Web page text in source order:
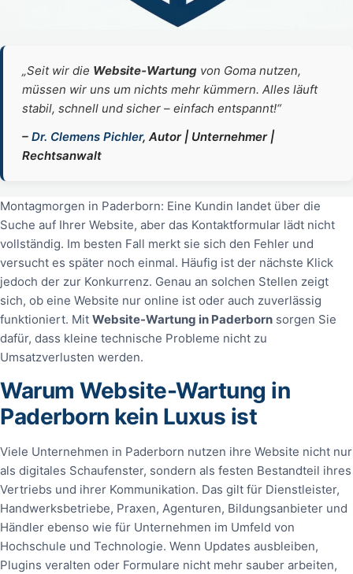
„Seit wir die Website‑Wartung von Goma nutzen,
müssen wir uns um nichts mehr kümmern. Alles läuft
stabil, schnell und sicher – einfach entspannt!“
– Dr. Clemens Pichler, Autor | Unternehmer |
Rechtsanwalt
Montagmorgen in Paderborn: Eine Kundin landet über die
Suche auf Ihrer Website, aber das Kontaktformular lädt nicht
vollständig. Im besten Fall merkt sie sich den Fehler und
versucht es später noch einmal. Häufig ist der nächste Klick
jedoch der zur Konkurrenz. Genau an solchen Stellen zeigt
sich, ob eine Website nur online ist oder auch zuverlässig
funktioniert. Mit Website-Wartung in Paderborn sorgen Sie
dafür, dass kleine technische Probleme nicht zu
Umsatzverlusten werden.
Warum Website-Wartung in
Paderborn kein Luxus ist
Viele Unternehmen in Paderborn nutzen ihre Website nicht nur
als digitales Schaufenster, sondern als festen Bestandteil ihres
Vertriebs und ihrer Kommunikation. Das gilt für Dienstleister,
Handwerksbetriebe, Praxen, Agenturen, Bildungsanbieter und
Händler ebenso wie für Unternehmen im Umfeld von
Hochschule und Technologie. Wenn Updates ausbleiben,
Plugins veralten oder Formulare nicht mehr sauber arbeiten,